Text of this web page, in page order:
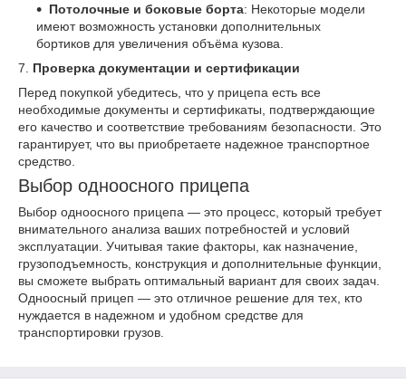
Потолочные и боковые борта: Некоторые модели
имеют возможность установки дополнительных
бортиков для увеличения объёма кузова.
7. Проверка документации и сертификации
Перед покупкой убедитесь, что у прицепа есть все
необходимые документы и сертификаты, подтверждающие
его качество и соответствие требованиям безопасности. Это
гарантирует, что вы приобретаете надежное транспортное
средство.
Выбор одноосного прицепа
Выбор одноосного прицепа — это процесс, который требует
внимательного анализа ваших потребностей и условий
эксплуатации. Учитывая такие факторы, как назначение,
грузоподъемность, конструкция и дополнительные функции,
вы сможете выбрать оптимальный вариант для своих задач.
Одноосный прицеп — это отличное решение для тех, кто
нуждается в надежном и удобном средстве для
транспортировки грузов.